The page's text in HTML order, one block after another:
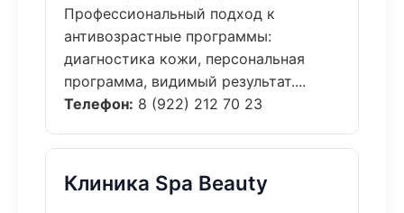
Профессиональный подход к
антивозрастные программы:
диагностика кожи, персональная
программа, видимый результат....
Телефон: 8 (922) 212 70 23
Клиника Spa Beauty